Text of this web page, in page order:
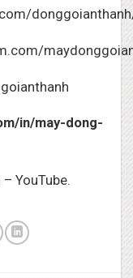
in/may-dong-
YouTube.